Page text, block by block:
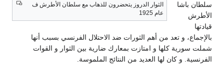
الثوار الدروز يتحضرون للذهاب مع سلطان الأطرش ف
عام 1925
سلطان باشا
الأطرش
قيادتها
بالإجماع، و تعد من أهم الثورات ضد الاحتلال الفرنسي بسبب أنها
شملت سورية كلها و امتازت بمعارك ضارية بين الثوار و القوات
الفرنسية. و كان لها العديد من النتائج الملموسة.